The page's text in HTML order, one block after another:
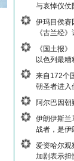
与哀悼仪仗
伊玛目侯赛
《古兰经》
《国土报
以色列最糟
来自172个
朝圣者进入
阿尔巴因
伊朗伊斯兰
战者，是伊
爱资哈尔观
加剧表示担